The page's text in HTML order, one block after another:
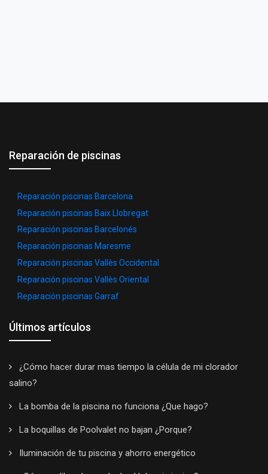
Reparación de piscinas
Reparación piscinas Barcelona
Reparación piscinas Baix Llobregat
Reparación piscinas Barcelonés
Reparación piscinas Maresme
Reparación piscinas Vallès Occidental
Reparación piscinas Vallès Oriental
Reparación piscinas Garraf
Últimos artículos
¿Cómo hacer durar mas tiempo la célula de mi clorador
salino?
La bomba de la piscina no funciona ¿Que hago?
La boquillas de Poolvalet no bajan ¿Porque?
Iluminación de tu piscina y ahorro energético